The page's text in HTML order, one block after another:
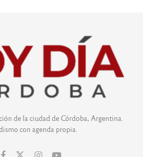
de la ciudad de Córdoba, Argentina.
con agenda propia.